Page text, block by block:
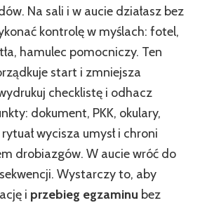
Na sali i w aucie działasz bez
kontrolę w myślach: fotel,
hamulec pomocniczy. Ten
start i zmniejsza
checklistę i odhacz
dokument, PKK, okulary,
wycisza umysł i chroni
drobiazgów. W aucie wróć do
Wystarczy to, aby
i przebieg egzaminu bez